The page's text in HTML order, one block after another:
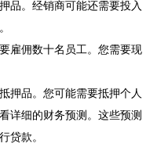
品。经销商可能还需要投入
雇佣数十名员工。您需要现
押品。您可能需要抵押个人
详细的财务预测。这些预测
贷款。